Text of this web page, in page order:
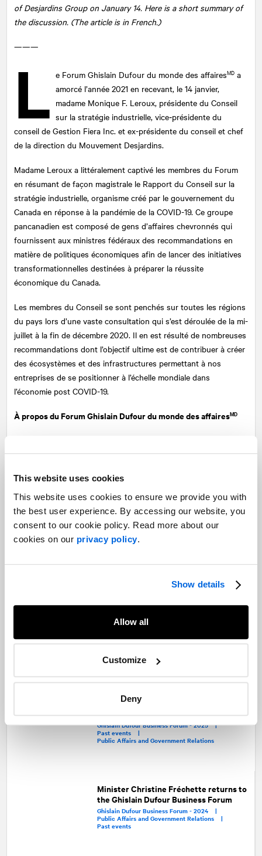
This website uses cookies
This website uses cookies to ensure we provide you with
the best user experience. By accessing our website, you
consent to our cookie policy. Read more about our
cookies on our privacy policy.
Show details
Allow all
Customize
Deny
of Desjardins Group on January 14. Here is a short summary of
the discussion. (The article is in French.)
———
L e Forum Ghislain Dufour du monde des affairesMD a
amorcé l’année 2021 en recevant, le 14 janvier,
madame Monique F. Leroux, présidente du Conseil
sur la stratégie industrielle, vice‐présidente du
conseil de Gestion Fiera Inc. et ex-présidente du conseil et chef
de la direction du Mouvement Desjardins.
Madame Leroux a littéralement captivé les membres du Forum
en résumant de façon magistrale le Rapport du Conseil sur la
stratégie industrielle, organisme créé par le gouvernement du
Canada en réponse à la pandémie de la COVID-19. Ce groupe
pancanadien est composé de gens d’affaires chevronnés qui
fournissent aux ministres fédéraux des recommandations en
matière de politiques économiques afin de lancer des initiatives
transformationnelles destinées à préparer la réussite
économique du Canada.
Les membres du Conseil se sont penchés sur toutes les régions
du pays lors d’une vaste consultation qui s’est déroulée de la mi-
juillet à la fin de décembre 2020. Il en est résulté de nombreuses
recommandations dont l’objectif ultime est de contribuer à créer
des écosystèmes et des infrastructures permettant à nos
entreprises de se positionner à l’échelle mondiale dans
l’économie post COVID-19.
À propos du Forum Ghislain Dufour du monde des affairesMD
gens d’affaires de rencontrer et de dialoguer avec des
canadiennes, des conseillers politiques ou des administrateurs
publics de haut niveau sur une base apolitique et non partisane.
Pour en savoir plus, visitez lewww.forumghislaindufour.com .
Ontario's balancing act: Premier Ford’s
approach to navigating a federal
election
Luc Rabouin and Alain Bakayoko at the
Ghislain Dufour Business Forum
Ghislain Dufour Business Forum - 2025 |
Past events |
Public Affairs and Government Relations
Minister Christine Fréchette returns to
the Ghislain Dufour Business Forum
Ghislain Dufour Business Forum - 2024 |
Public Affairs and Government Relations |
Past events